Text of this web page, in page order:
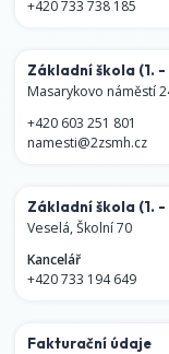
+420 733 738 185
Základní škola (1.
Masarykovo náměstí
+420 603 251 801
namesti@2zsmh.cz
Základní škola (1.
Veselá, Školní 70
Kancelář
+420 733 194 649
Fakturační údaje